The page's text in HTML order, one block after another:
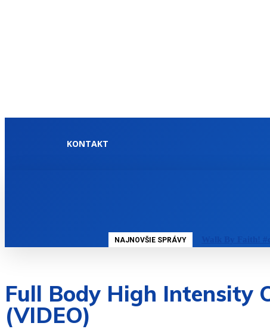
KONTAKT
NAJNOVŠIE SPRÁVY Walk By Faith!
Full Body High Intensity
(VIDEO)